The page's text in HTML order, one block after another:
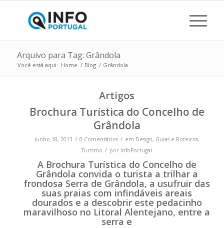
Arquivo para Tag: Grândola
Você está aqui: Home / Blog / Grândola
Artigos
Brochura Turística do Concelho de
Grândola
Junho 18, 2013 / 0 Comentários / em Design, Guias e Roteiros,
Turismo / por InfoPortugal
A Brochura Turística do Concelho de
Grândola convida o turista a trilhar a
frondosa Serra de Grândola, a usufruir das
suas praias com infindáveis areais
dourados e a descobrir este pedacinho
maravilhoso no Litoral Alentejano, entre a
serra e